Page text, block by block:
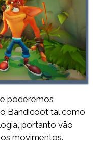
poderemos
Bandicoot tal como
portanto vão
movimentos.